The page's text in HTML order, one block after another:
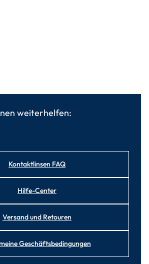
weiterhelfen:
Kontaktlinsen FAQ
Hilfe-Center
Versand und Retouren
Geschäftsbedingungen